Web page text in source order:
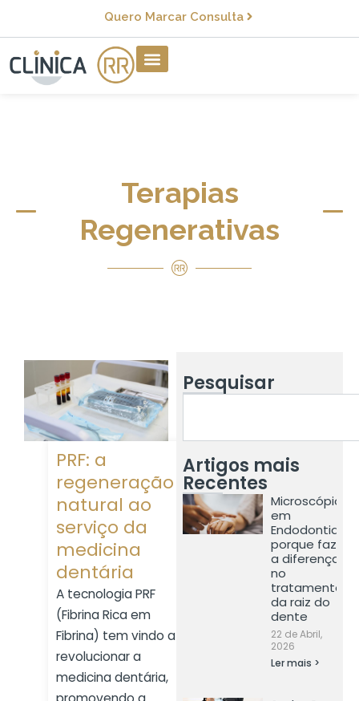
Quero Marcar Consulta
Terapias
Regenerativas
PRF: a
regeneração
natural ao
serviço da
medicina
dentária
A tecnologia PRF
(Fibrina Rica em
Fibrina) tem vindo a
revolucionar a
medicina dentária,
Pesquisar
Artigos mais
Recentes
Microscópio
em
Endodontia:
porque faz
a diferença
no
tratamento
da raiz do
dente
22 de Abril,
2026
Ler mais >